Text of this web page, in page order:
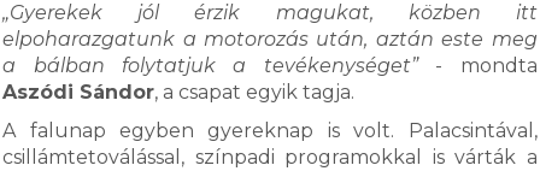
„Gyerekek jól érzik magukat, közben itt
elpoharazgatunk a motorozás után, aztán este meg
a bálban folytatjuk a tevékenységet” - mondta
Aszódi Sándor, a csapat egyik tagja.
A falunap egyben gyereknap is volt. Palacsintával,
csillámtetoválással, színpadi programokkal is várták a